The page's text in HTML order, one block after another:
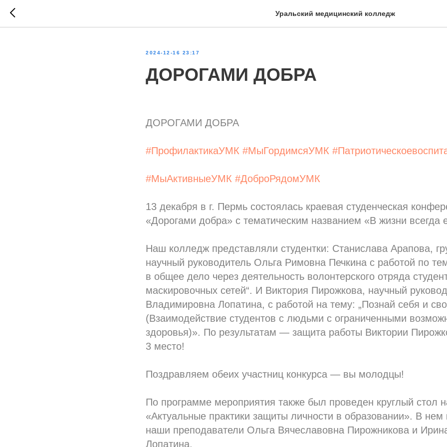
Уральский медицинский колледж
2024-12-16 23:17
ДОРОГАМИ ДОБРА
ДОРОГАМИ ДОБРА
#ПрофилактикаУМК #МыГордимсяУМК
#МыАктивныеУМК #ДоброРядомУМК
13 декабря в г. Пермь состоялась краевая студенческая
«Дорогами добра» с тематическим названием «В жизни всегда
Наш колледж представляли студентки: Станислава Арапова,
научный руководитель Ольга Римовна Печкина с работой по
в общее дело через деятельность волонтерского отряда
маскировочных сетей“. И Виктория Пирожкова, научный
Владимировна Лопатина, с работой на тему: „Познай себя и
(Взаимодействие студентов с людьми с ограниченными
здоровья)». По результатам — защита работы Виктории
3 место!
Поздравляем обеих участниц конкурса — вы молодцы!
По программе мероприятия также был проведен круглый стол
«Актуальные практики защиты личности в образовании». В нем
наши преподаватели Ольга Вячеславовна Пирожникова и
Лопатина.